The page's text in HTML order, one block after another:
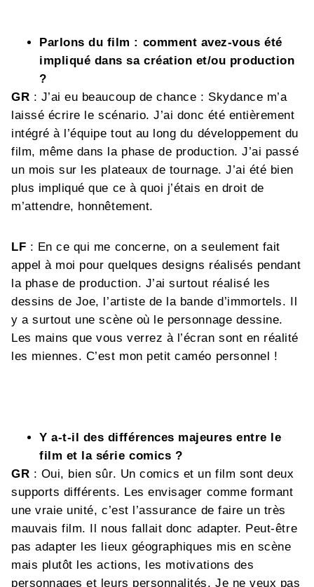
Parlons du film : comment avez-vous été
impliqué dans sa création et/ou production
?
GR : J’ai eu beaucoup de chance : Skydance m’a
laissé écrire le scénario. J’ai donc été entièrement
intégré à l’équipe tout au long du développement du
film, même dans la phase de production. J’ai passé
un mois sur les plateaux de tournage. J’ai été bien
plus impliqué que ce à quoi j’étais en droit de
m’attendre, honnêtement.
LF : En ce qui me concerne, on a seulement fait
appel à moi pour quelques designs réalisés pendant
la phase de production. J’ai surtout réalisé les
dessins de Joe, l’artiste de la bande d’immortels. Il
y a surtout une scène où le personnage dessine.
Les mains que vous verrez à l’écran sont en réalité
les miennes. C’est mon petit caméo personnel !
Y a-t-il des différences majeures entre le
film et la série comics ?
GR : Oui, bien sûr. Un comics et un film sont deux
supports différents. Les envisager comme formant
une vraie unité, c’est l’assurance de faire un très
mauvais film. Il nous fallait donc adapter. Peut-être
pas adapter les lieux géographiques mis en scène
mais plutôt les actions, les motivations des
personnages et leurs personnalités. Je ne veux pas